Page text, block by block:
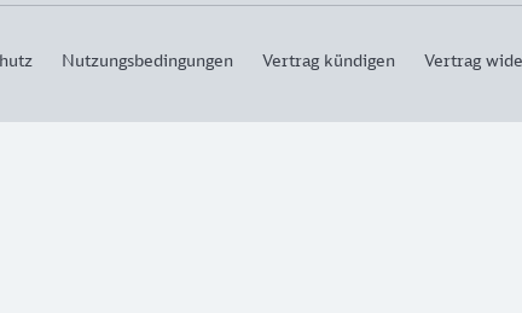
Nutzungsbedingungen Vertrag kündigen Vertrag